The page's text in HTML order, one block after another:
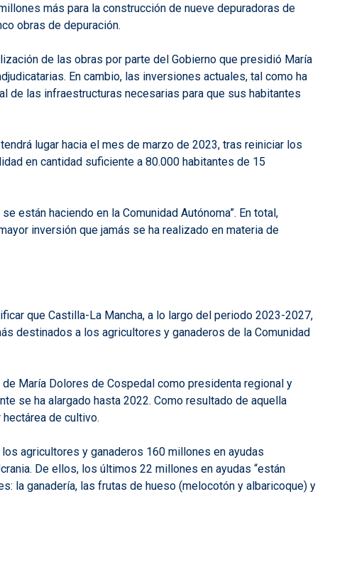
más para la construcción de nueve depuradoras de
obras de depuración.
de las obras por parte del Gobierno que presidió María
En cambio, las inversiones actuales, tal como ha
de las infraestructuras necesarias para que sus habitantes
lugar hacia el mes de marzo de 2023, tras reiniciar los
en cantidad suficiente a 80.000 habitantes de 15
están haciendo en la Comunidad Autónoma”. En total,
inversión que jamás se ha realizado en materia de
que Castilla-La Mancha, a lo largo del periodo 2023-2027,
destinados a los agricultores y ganaderos de la Comunidad
María Dolores de Cospedal como presidenta regional y
se ha alargado hasta 2022. Como resultado de aquella
de cultivo.
agricultores y ganaderos 160 millones en ayudas
De ellos, los últimos 22 millones en ayudas “están
la ganadería, las frutas de hueso (melocotón y albaricoque) y